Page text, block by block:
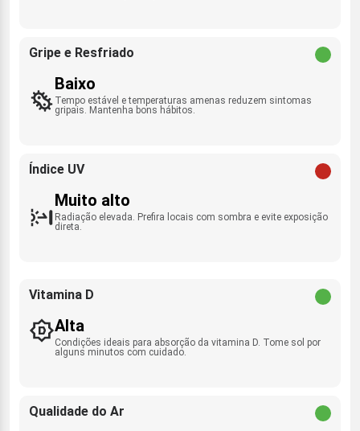
Gripe e Resfriado
Baixo
Tempo estável e temperaturas amenas reduzem sintomas
gripais. Mantenha bons hábitos.
Índice UV
Muito alto
Radiação elevada. Prefira locais com sombra e evite exposição
direta.
Vitamina D
Alta
Condições ideais para absorção da vitamina D. Tome sol por
alguns minutos com cuidado.
Qualidade do Ar